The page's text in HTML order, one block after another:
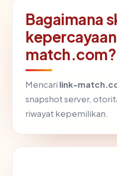
Bagaimana
match.com?
Mencari link-
snapshot server,
riwayat kepemilikan.